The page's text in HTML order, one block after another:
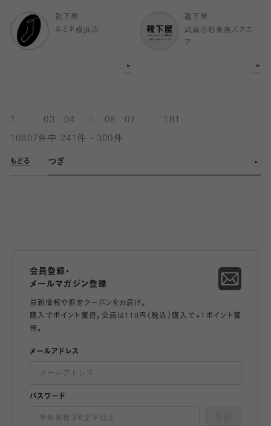
靴下屋
ルミネ横浜店
靴下屋
武蔵小杉東急スクエ
ア
03 04 06 07 181
10807件中 241件 - 300件
もどる つぎ
会員登録・
メールマガジン登録
最新情報や限定クーポンをお届け。
購入でポイント獲得。会員は110円（税込）購入で+1ポイント獲
得。
メールアドレス
パスワード